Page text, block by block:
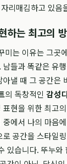
리매김하고 있음
하는 최고의
미는 이유는 그곳
들과 똑같은 유
낼 때 그 공간은
의 독창적인 감성
현을 위한 최고
에서 나의 마음
공간을 스타일
있습니다. 뚜누와